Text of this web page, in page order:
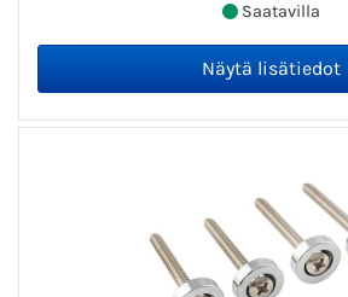
Saatavilla